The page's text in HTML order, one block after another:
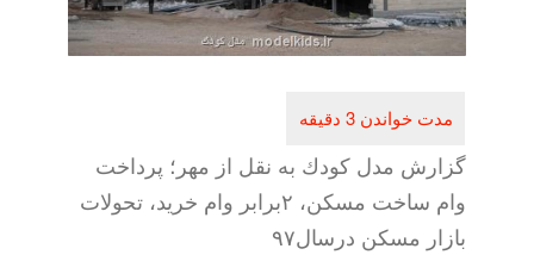
مدل كودك به نقل از مهر؛ پرداخت
وام ساخت مسكن، ۲برابر وام خرید، تحولات
مسكن درسال۹۷